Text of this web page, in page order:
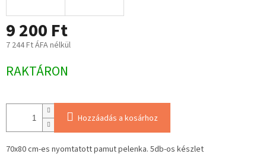
9 200 Ft
7 244 Ft ÁFA nélkül
Egységár:
RAKTÁRON
Hozzáadás a kosárhoz
70x80 cm-es nyomtatott pamut pelenka. 5db-os készlet